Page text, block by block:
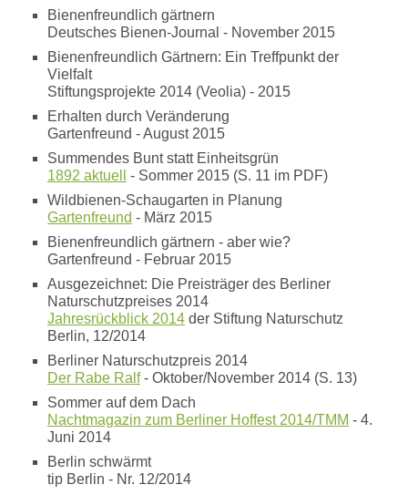
Bienenfreundlich gärtnern
Deutsches Bienen-Journal - November 2015
Bienenfreundlich Gärtnern: Ein Treffpunkt der
Vielfalt
Stiftungsprojekte 2014 (Veolia) - 2015
Erhalten durch Veränderung
Gartenfreund - August 2015
Summendes Bunt statt Einheitsgrün
1892 aktuell
- Sommer 2015 (S. 11 im PDF)
Wildbienen-Schaugarten in Planung
Gartenfreund - März 2015
Bienenfreundlich gärtnern - aber wie?
Gartenfreund - Februar 2015
Ausgezeichnet: Die Preisträger des Berliner
Naturschutzpreises 2014
Jahresrückblick 2014 der Stiftung Naturschutz
Berlin, 12/2014
Berliner Naturschutzpreis 2014
Der Rabe Ralf- Oktober/November 2014 (S. 13)
Sommer auf dem Dach
Nachtmagazin zum Berliner Hoffest 2014/TMM - 4.
Juni 2014
Berlin schwärmt
tip Berlin - Nr. 12/2014